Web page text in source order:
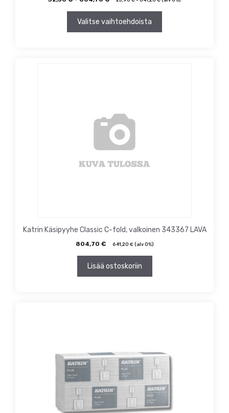
Valitse vaihtoehdoista
Katrin Käsipyyhe Classic C-fold, valkoinen 343367 LAVA
804,70 € 641,20 €(alv 0%)
Lisää ostoskoriin